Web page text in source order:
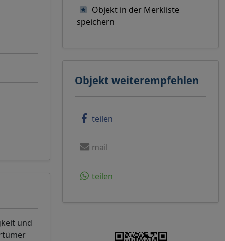
und
Objekt in der Merkliste
speichern
Objekt weiterempfehlen
teilen
mail
teilen